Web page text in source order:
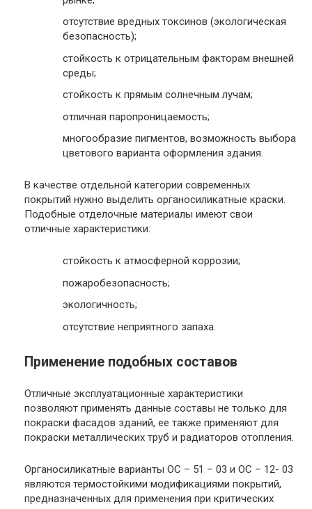
отсутствие вредных токсинов (экологическая
безопасность);
стойкость к отрицательным факторам внешней
среды;
стойкость к прямым солнечным лучам;
отличная паропроницаемость;
многообразие пигментов, возможность выбора
цветового варианта оформления здания.
В качестве отдельной категории современных
покрытий нужно выделить органосиликатные краски.
Подобные отделочные материалы имеют свои
отличные характеристики:
стойкость к атмосферной коррозии;
пожаробезопасность;
экологичность;
отсутствие неприятного запаха.
Применение подобных составов
Отличные эксплуатационные характеристики
позволяют применять данные составы не только для
покраски фасадов зданий, ее также применяют для
покраски металлических труб и радиаторов отопления.
Органосиликатные варианты ОС – 51 – 03 и ОС – 12- 03
являются термостойкими модификациями покрытий,
предназначенных для применения при критических